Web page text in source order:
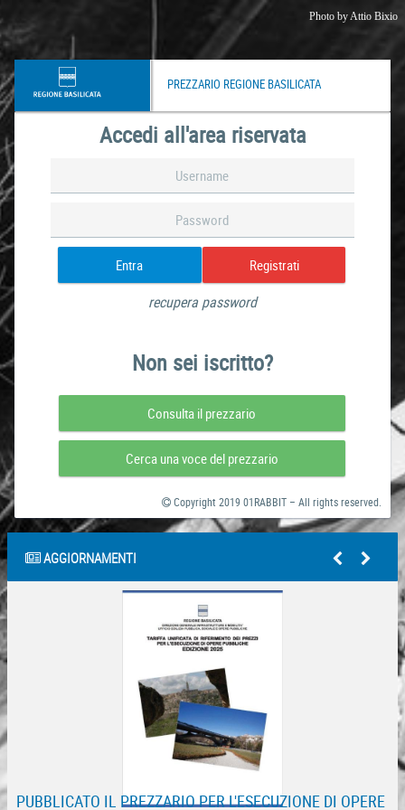
Photo byAttio Bixio
PREZZARIO REGIONE BASILICATA
Accedi all'area riservata
Entra Registrati
recupera password
Non sei iscritto?
Consulta il prezzario
Cerca una voce del prezzario
Copyright 2019 01RABBIT – All rights reserved.
AGGIORNAMENTI
PUBBLICATO IL PREZZARIO PER L'ESECUZIONE DI OPERE